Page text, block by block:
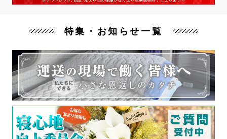
特集・お知らせ一覧